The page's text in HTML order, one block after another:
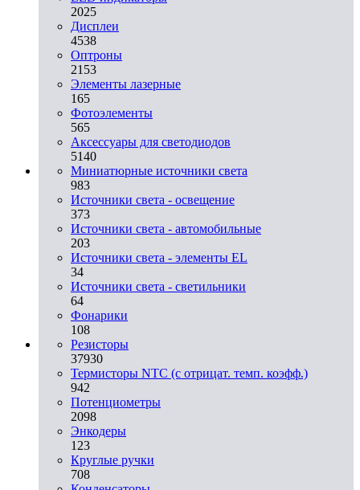
2025
Дисплеи
4538
Оптроны
2153
Элементы лазерные
165
Фотоэлементы
565
Аксессуары для светодиодов
5140
Миниатюрные источники света
983
Источники света - освещение
373
Источники света - автомобильные
203
Источники света - элементы EL
34
Источники света - светильники
64
Фонарики
108
Резисторы
37930
Термисторы NTC (с отрицат. темп. коэфф.)
942
Потенциометры
2098
Энкодеры
123
Круглые ручки
708